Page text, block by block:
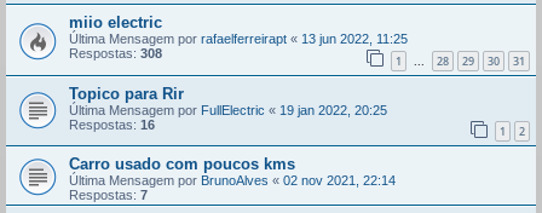
miio electric
Última Mensagem por rafaelferreirapt « 13 jun 2022, 11:25
Respostas: 308 1 ... 28 29 30 31
Topico para Rir
Última Mensagem por FullElectric « 19 jan 2022, 20:25
Respostas: 16 1 2
Carro usado com poucos kms
Última Mensagem por BrunoAlves « 02 nov 2021, 22:14
Respostas: 7